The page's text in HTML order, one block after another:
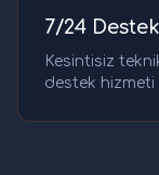
7/24 Destek
Kesintisiz
destek